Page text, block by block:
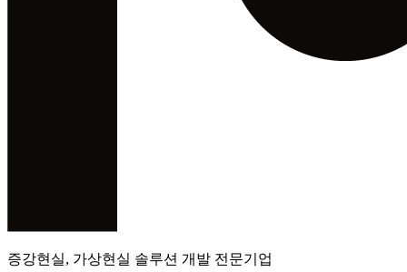
증강현실, 가상현실 솔루션 개발 전문기업